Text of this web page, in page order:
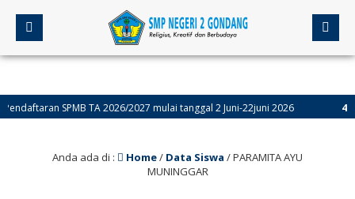
SPMB TA 2026/2027 mulai tanggal 2 Juni-22juni 2026 4
Anda ada di : Home/ Data Siswa /PARAMITA AYU
MUNINGGAR